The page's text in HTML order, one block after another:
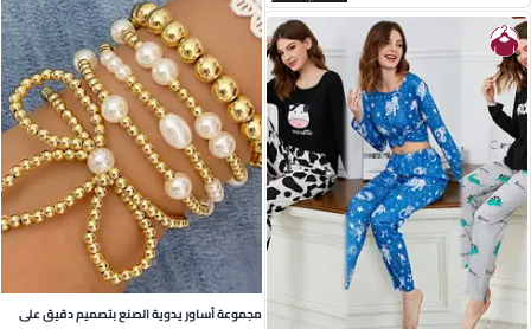
مجموعة أساور يدوية الصنع بتصميم دقيق على